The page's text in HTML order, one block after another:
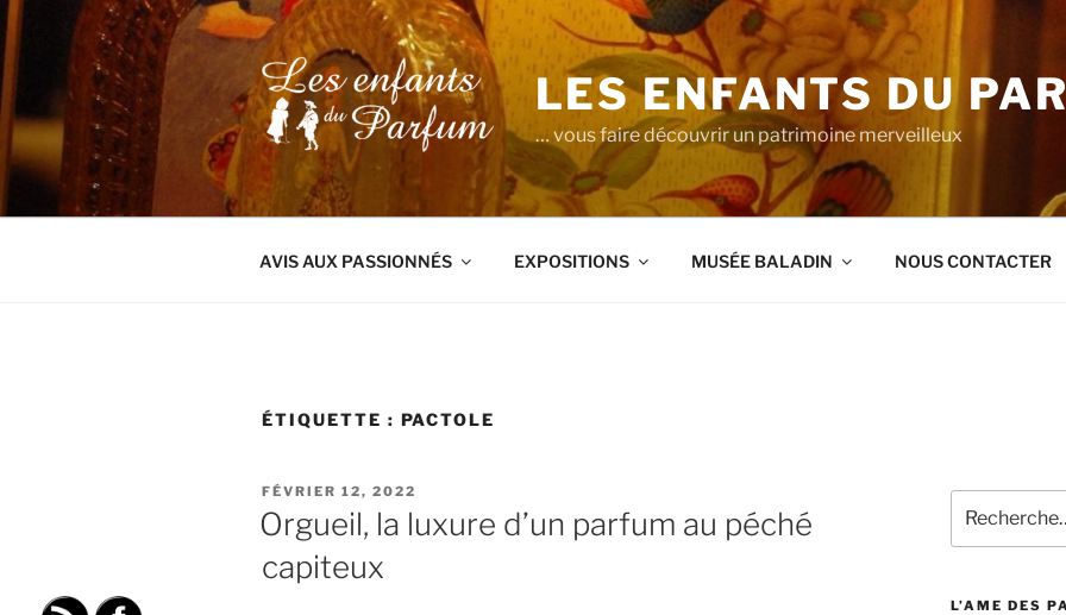
Aller
au
contenu
principal
LES ENFANTS DU
… vous faire découvrir un patrimoine merveilleux
AVIS AUX PASSIONNÉS EXPOSITIONS MUSÉE BALADIN NOUS CONTACTER
ÉTIQUETTE : PACTOLE
PUBLIÉ
LE
FÉVRIER 12, 2022
Orgueil, la luxure d’un parfum au péché
capiteux
pour
:
L’AME DES